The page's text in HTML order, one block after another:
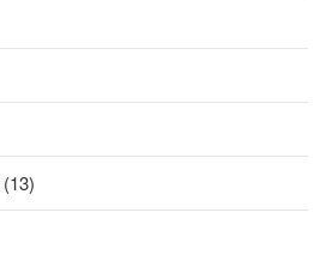
(13)